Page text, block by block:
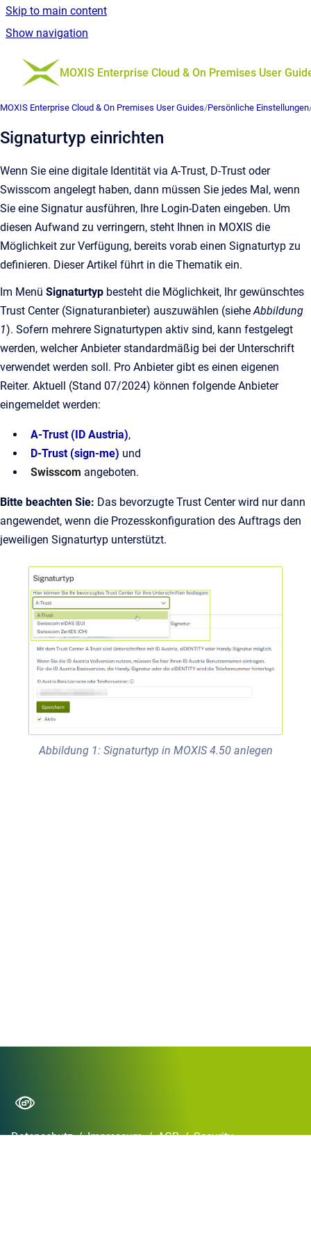
Skip to main content
Show navigation
Go to homepage
MOXIS Enterprise Cloud & On Premises User
MOXIS Enterprise Cloud & On Premises User Guides/Persönliche Einstellungen
Signaturtyp einrichten
Wenn Sie eine digitale Identität via A-Trust, D-Trust oder
Swisscom angelegt haben, dann müssen Sie jedes Mal, wenn
Sie eine Signatur ausführen, Ihre Login-Daten eingeben. Um
diesen Aufwand zu verringern, steht Ihnen in MOXIS die
Möglichkeit zur Verfügung, bereits vorab einen Signaturtyp zu
definieren. Dieser Artikel führt in die Thematik ein.
Im Menü Signaturtyp besteht die Möglichkeit, Ihr gewünschtes
Trust Center (Signaturanbieter) auszuwählen (sieheAbbildung
1). Sofern mehrere Signaturtypen aktiv sind, kann festgelegt
werden, welcher Anbieter standardmäßig bei der Unterschrift
verwendet werden soll. Pro Anbieter gibt es einen eigenen
Reiter. Aktuell (Stand 07/2024) können folgende Anbieter
eingemeldet werden:
A-Trust (ID Austria),
D-Trust (sign-me) und
Swisscom angeboten.
Bitte beachten Sie: Das bevorzugte Trust Center wird nur dann
angewendet, wenn die Prozesskonfiguration des Auftrags den
jeweiligen Signaturtyp unterstützt.
Abbildung 1: Signaturtyp in MOXIS 4.50 anlegen
Datenschutz/ Impressum/ AGB/ Security